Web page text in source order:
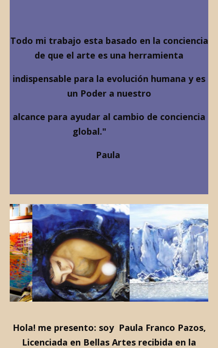
Todo mi trabajo esta basado en la conciencia
de que el arte es una herramienta
indispensable para la evolución humana y es
un Poder a nuestro
alcance para ayudar al cambio de conciencia
global."
Paula
Hola! me presento: soy Paula Franco Pazos,
Licenciada en Bellas Artes recibida en la